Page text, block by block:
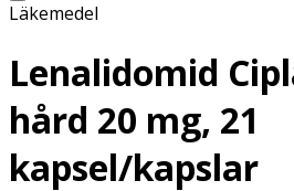
Läkemedel
Lenalidomid
hård 20 mg, 21
kapsel/kapslar